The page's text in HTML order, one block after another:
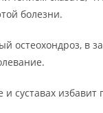
болезни.
в
суставах